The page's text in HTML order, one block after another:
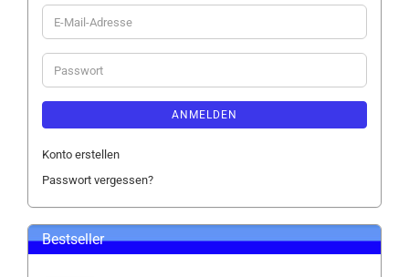
E-
Mail-
Adresse
Passwort
ANMELDEN
Konto erstellen
Passwort vergessen?
Bestseller